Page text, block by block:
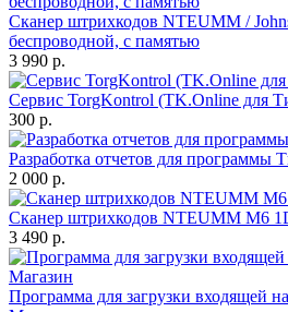
Сканер штрихкодов NTEUMM /
беспроводной, с памятью
3 990 р.
Сервис TorgKontrol (TK.Online для
300 р.
Разработка отчетов для программы
2 000 р.
Сканер штрихкодов NTEUMM M6
3 490 р.
Программа для загрузки входящей